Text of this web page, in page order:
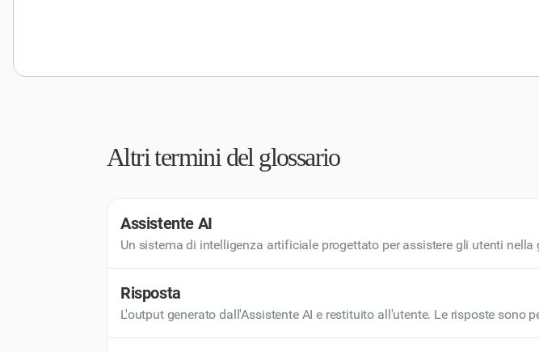
Altri termini del glossario
Assistente AI
Un sistema di intelligenza artificiale progettato per assistere gli utenti
supporto coerente e in tempo reale.
Risposta
L'output generato dall'Assistente AI e restituito all'utente. Le risposte